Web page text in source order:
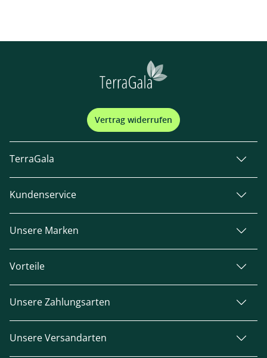
Vertrag widerrufen
TerraGala
Kundenservice
Unsere Marken
Vorteile
Unsere Zahlungsarten
Unsere Versandarten